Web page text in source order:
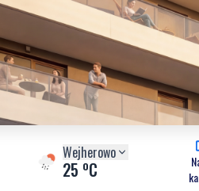
Wejherowo
25 oC